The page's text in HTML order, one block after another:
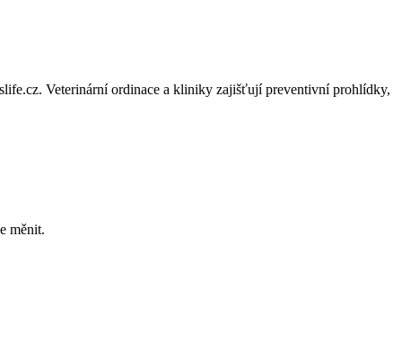
Veterinární ordinace a kliniky zajišťují preventivní prohlídky,
měnit.